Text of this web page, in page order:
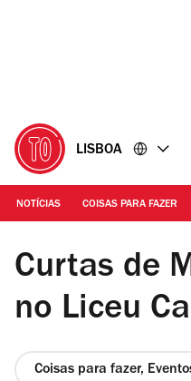
LISBOA
NOTÍCIAS COISAS PARA FAZER
LEFFEST/ divulgação |
Curtas de
no Liceu
Coisas para fazer,